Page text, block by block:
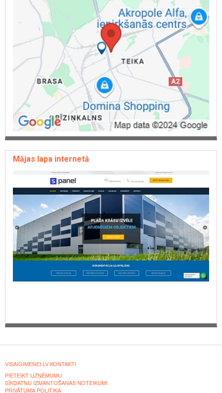
Mājas lapa internetā
VISAIGIMENEI.LV KONTAKTI
PIETEIKT UZŅĒMUMU
SĪKDATŅU IZMANTOŠANAS NOTEIKUMI
PRIVĀTUMA POLITIKA